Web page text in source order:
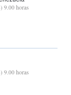
9.00 horas
9.00 horas